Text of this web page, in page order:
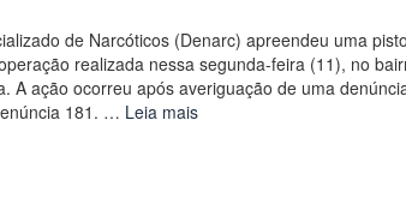
de Narcóticos (Denarc) apreendeu uma
realizada nessa segunda-feira (11), no
A ação ocorreu após averiguação de uma
181. … Leia mais